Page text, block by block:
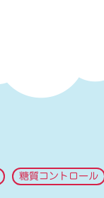
糖質コントロール